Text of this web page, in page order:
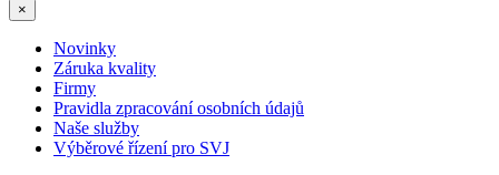
×
Novinky
Záruka kvality
Firmy
Pravidla zpracování osobních údajů
Naše služby
Výběrové řízení pro SVJ